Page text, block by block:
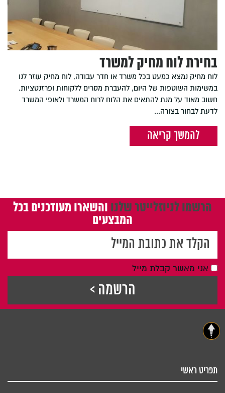
בחירת לוח מחיק למשרד
לוח מחיק נמצא כמעט בכל משרד או חדר עבודה, לוח מחיק עוזר לנו
במשימות השוטפות של היום, להעברת מסרים ללקוחות ופרזנטציות.
חשוב מאוד על מנת להתאים את הלוח לרוח המשרד ולאופי המשרד
לדעת לבחור בצורה...
להמשך קריאה
הרשמו לניוזלייטר שלנו והשארו מעודכנים בכל
המבצעים
אני מאשר קבלת מייל
תפריט ראשי